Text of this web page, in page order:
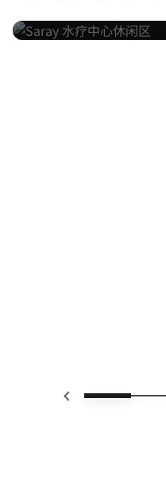
上一页